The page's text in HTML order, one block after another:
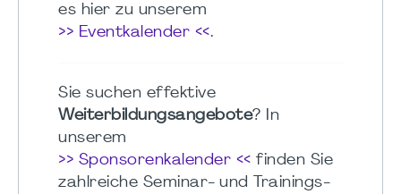
es hier zu unserem
>> Eventkalender <<.
Sie suchen effektive
Weiterbildungsangebote? In
unserem
>> Sponsorenkalender << finden Sie
zahlreiche Seminar- und Trainings-